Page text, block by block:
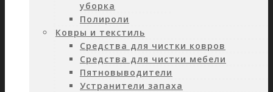
уборка
Полироли
Ковры и текстиль
Средства для чистки ковров
Средства для чистки мебели
Пятновыводители
Устранители запаха